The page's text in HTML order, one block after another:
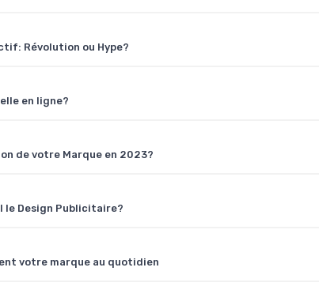
Révolution ou Hype?
en ligne?
de votre Marque en 2023?
le Design Publicitaire?
votre marque au quotidien